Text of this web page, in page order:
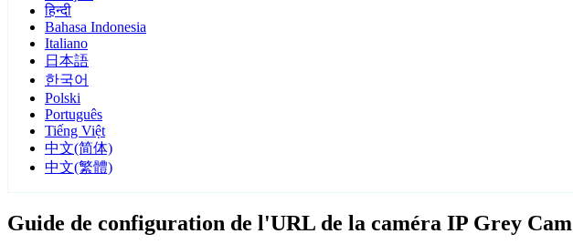
हिन्दी
Bahasa Indonesia
Italiano
日本語
한국어
Polski
Português
Tiếng Việt
中文(简体)
中文(繁體)
Guide de configuration de l'URL de la caméra IP Grey Cam